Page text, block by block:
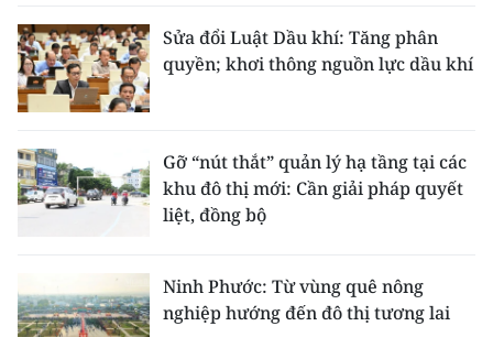
Chuyên trang Hà Nội
Chuyên trang TP. Hồ Chí Minh
CÁC CHUYÊN TRANG
THỜI NAY
Sửa đổi Luật Dầu khí: Tăng phân
quyền; khơi thông nguồn lực dầu khí
Gỡ “nút thắt” quản lý hạ tầng tại các
khu đô thị mới: Cần giải pháp quyết
liệt, đồng bộ
Ninh Phước: Từ vùng quê nông
nghiệp hướng đến đô thị tương lai